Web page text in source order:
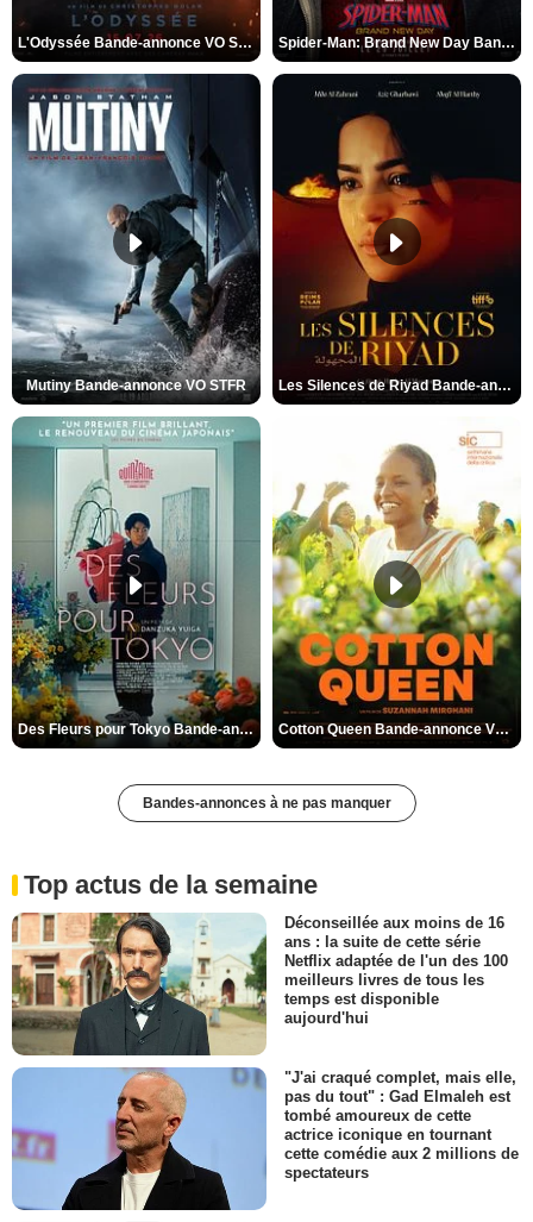
L'Odyssée Bande-annonce VO STFR Spider-Man: Brand New Day Bande-annonce VO STFR
Mutiny Bande-annonce VO STFR Les Silences de Riyad Bande-annonce VO STFR
Des Fleurs pour Tokyo Bande-annonce VO STFR Cotton Queen Bande-annonce VO STFR
Bandes-annonces à ne pas manquer
Top actus de la semaine
Déconseillée aux moins de 16
ans : la suite de cette série
Netflix adaptée de l'un des 100
meilleurs livres de tous les
temps est disponible
aujourd'hui
"J'ai craqué complet, mais elle,
pas du tout" : Gad Elmaleh est
tombé amoureux de cette
actrice iconique en tournant
cette comédie aux 2 millions de
spectateurs